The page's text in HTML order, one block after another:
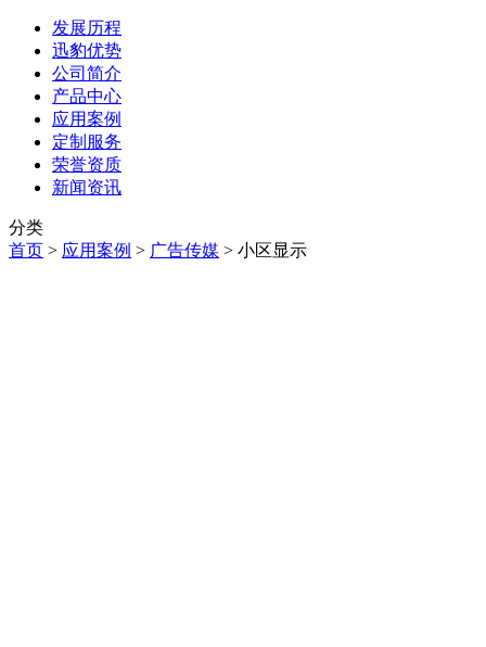
发展历程
迅豹优势
公司简介
产品中心
应用案例
定制服务
荣誉资质
新闻资讯
分类
首页 > 应用案例 > 广告传媒 > 小区显示